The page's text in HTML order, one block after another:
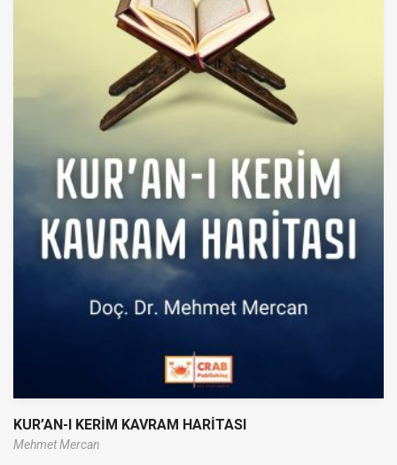
KUR’AN-I KERİM KAVRAM HARİTASI
Mehmet Mercan